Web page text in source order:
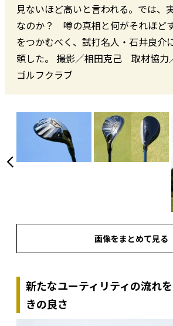
見ないほど高いと言われる。では、
なのか？ 噂の真相と何がそれほど
をつかむべく、試打名人・石井良介
頼した。 撮影／相田克己 取材協力
ゴルフクラブ
画像をまとめて見る
新たなユーティリティの流れ
きの良さ